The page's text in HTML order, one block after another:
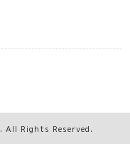
. All Rights Reserved.